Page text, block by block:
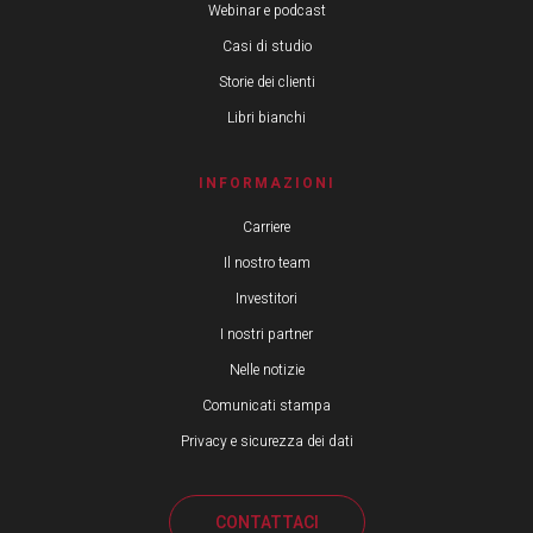
Webinar e podcast
Casi di studio
Storie dei clienti
Libri bianchi
INFORMAZIONI
Carriere
Il nostro team
Investitori
I nostri partner
Nelle notizie
Comunicati stampa
Privacy e sicurezza dei dati
CONTATTACI